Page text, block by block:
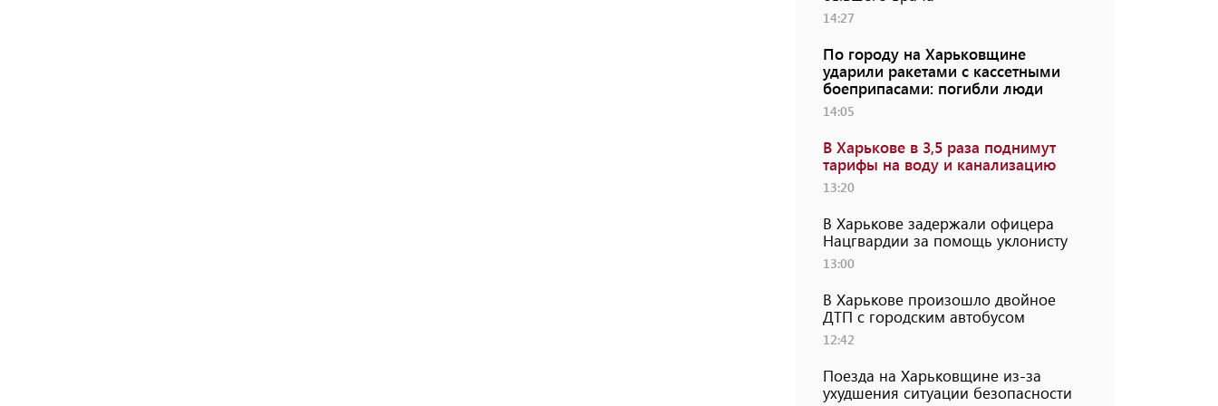
14:27
По городу на Харьковщине
ударили ракетами с кассетными
боеприпасами: погибли люди
14:05
В Харькове в 3,5 раза поднимут
тарифы на воду и канализацию
13:20
В Харькове задержали офицера
Нацгвардии за помощь уклонисту
13:00
В Харькове произошло двойное
ДТП с городским автобусом
12:42
Поезда на Харьковщине из-за
ухудшения ситуации безопасности